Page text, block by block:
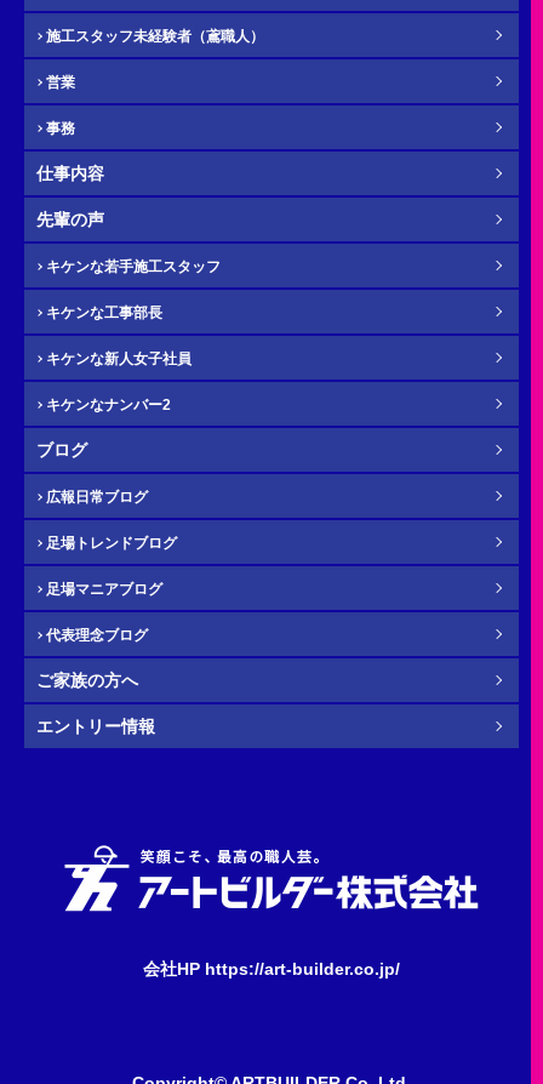
ふりがな
必須 電話番号（携帯）
必須 メール
必須 年齢
任意 その他・お問い合わせ内容
施工スタッフ未経験者（鳶職人）
営業
事務
仕事内容
先輩の声
キケンな若手施工スタッフ
キケンな工事部長
キケンな新人女子社員
キケンなナンバー2
ブログ
広報日常ブログ
足場トレンドブログ
足場マニアブログ
代表理念ブログ
ご家族の方へ
エントリー情報
会社HP https://art-builder.co.jp/